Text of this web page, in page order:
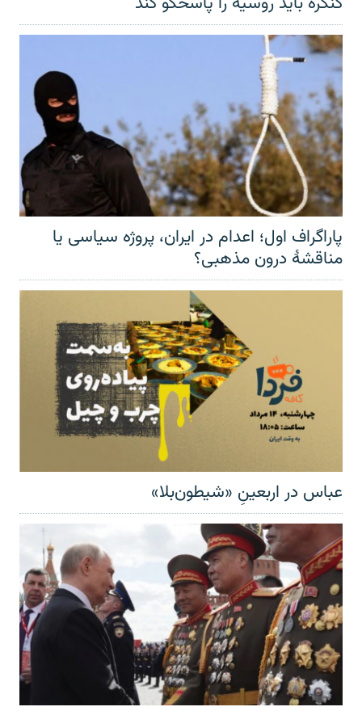
پاراگراف اول؛ اعدام در ایران، پروژه سیاسی یا
مناقشهٔ درون مذهبی؟
عباس در اربعینِ «شیطون‌بلا»